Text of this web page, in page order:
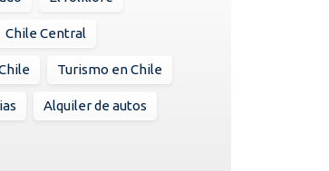
Chile Central
Turismo en Chile
Alquiler de autos